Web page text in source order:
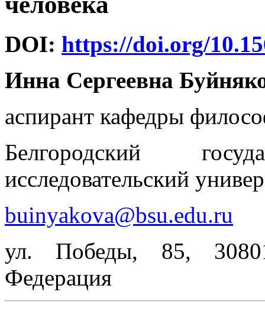
DOI: https://doi.org/
Инна Сергеевна
аспирант кафедры
Белгородский
исследовательский
buinyakova@bsu.edu.ru
ул. Победы, 85,
Федерация